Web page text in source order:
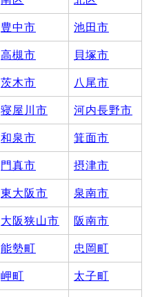
豊中市 池田市
高槻市 貝塚市
茨木市 八尾市
寝屋川市 河内長野市
和泉市 箕面市
門真市 摂津市
東大阪市 泉南市
大阪狭山市 阪南市
能勢町 忠岡町
岬町 太子町